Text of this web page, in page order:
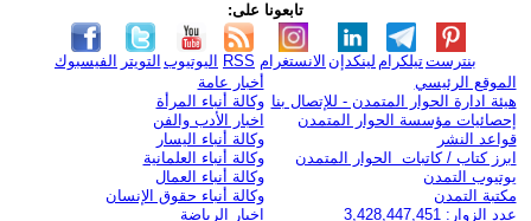
تابعونا على:
الفيسبوك التويتر اليوتيوب RSS الانستغرام لينكدإن تيلكرامبنترست
الموقع الرئيسي
هيئة ادارة الحوار المتمدن - للإتصال بنا
إحصائيات مؤسسة الحوار المتمدن
قواعد النشر
ابرز كتاب / كاتبات الحوار المتمدن
يوتيوب التمدن
مكتبة التمدن
عدد الزوار: 3,428,447,451
أخبار عامة
وكالة أنباء المرأة
اخبار الأدب والفن
وكالة أنباء اليسار
وكالة أنباء العلمانية
وكالة أنباء العمال
وكالة أنباء حقوق الإنسان
اخبار الرياضة